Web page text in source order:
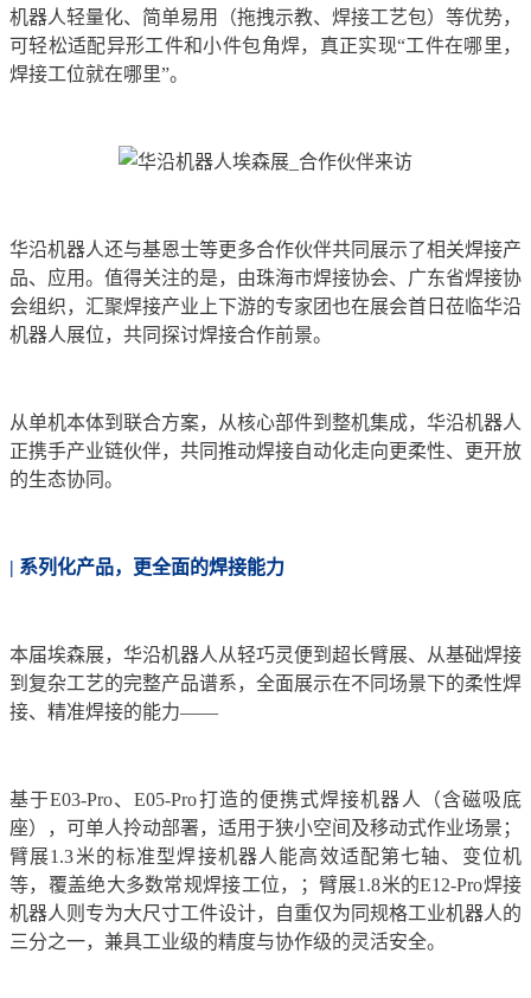
机器人轻量化、简单易用（拖拽示教、焊接工艺包）等优势，
可轻松适配异形工件和小件包角焊，真正实现“工件在哪里，
焊接工位就在哪里”。
华沿机器人还与基恩士等更多合作伙伴共同展示了相关焊接产
品、应用。值得关注的是，由珠海市焊接协会、广东省焊接协
会组织，汇聚焊接产业上下游的专家团也在展会首日莅临华沿
机器人展位，共同探讨焊接合作前景。
从单机本体到联合方案，从核心部件到整机集成，华沿机器人
正携手产业链伙伴，共同推动焊接自动化走向更柔性、更开放
的生态协同。
| 系列化产品，更全面的焊接能力
本届埃森展，华沿机器人从轻巧灵便到超长臂展、从基础焊接
到复杂工艺的完整产品谱系，全面展示在不同场景下的柔性焊
接、精准焊接的能力——
基于E03-Pro、E05-Pro打造的便携式焊接机器人（含磁吸底
座），可单人拎动部署，适用于狭小空间及移动式作业场景；
臂展1.3米的标准型焊接机器人能高效适配第七轴、变位机
等，覆盖绝大多数常规焊接工位，；臂展1.8米的E12-Pro焊接
机器人则专为大尺寸工件设计，自重仅为同规格工业机器人的
三分之一，兼具工业级的精度与协作级的灵活安全。